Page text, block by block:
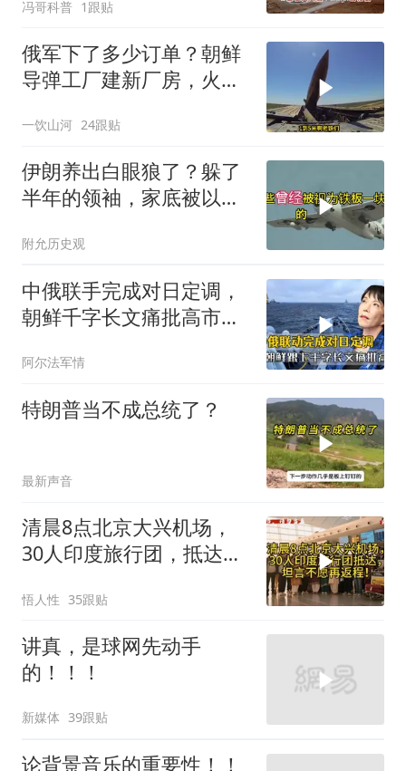
冯哥科普 1跟贴
俄军下了多少订单？朝鲜
导弹工厂建新厂房，火星
一饮山河 24跟贴
伊朗养出白眼狼了？躲了
半年的领袖，家底被以色
附允历史观
中俄联手完成对日定调，
朝鲜千字长文痛批高市，
阿尔法军情
特朗普当不成总统了？
最新声音
清晨8点北京大兴机场，
30人印度旅行团，抵达，
悟人性 35跟贴
讲真，是球网先动手
的！！！
新媒体 39跟贴
论背景音乐的重要性！！